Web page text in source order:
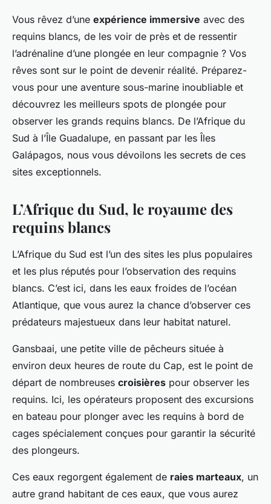
Vous rêvez d’une expérience immersive avec des
requins blancs, de les voir de près et de ressentir
l’adrénaline d’une plongée en leur compagnie ? Vos
rêves sont sur le point de devenir réalité. Préparez-
vous pour une aventure sous-marine inoubliable et
découvrez les meilleurs spots de plongée pour
observer les grands requins blancs. De l’Afrique du
Sud à l’Île Guadalupe, en passant par les Îles
Galápagos, nous vous dévoilons les secrets de ces
sites exceptionnels.
L’Afrique du Sud, le royaume des
requins blancs
L’Afrique du Sud est l’un des sites les plus populaires
et les plus réputés pour l’observation des requins
blancs. C’est ici, dans les eaux froides de l’océan
Atlantique, que vous aurez la chance d’observer ces
prédateurs majestueux dans leur habitat naturel.
Gansbaai, une petite ville de pêcheurs située à
environ deux heures de route du Cap, est le point de
départ de nombreuses croisières pour observer les
requins. Ici, les opérateurs proposent des excursions
en bateau pour plonger avec les requins à bord de
cages spécialement conçues pour garantir la sécurité
des plongeurs.
Ces eaux regorgent également de raies marteaux, un
autre grand habitant de ces eaux, que vous aurez